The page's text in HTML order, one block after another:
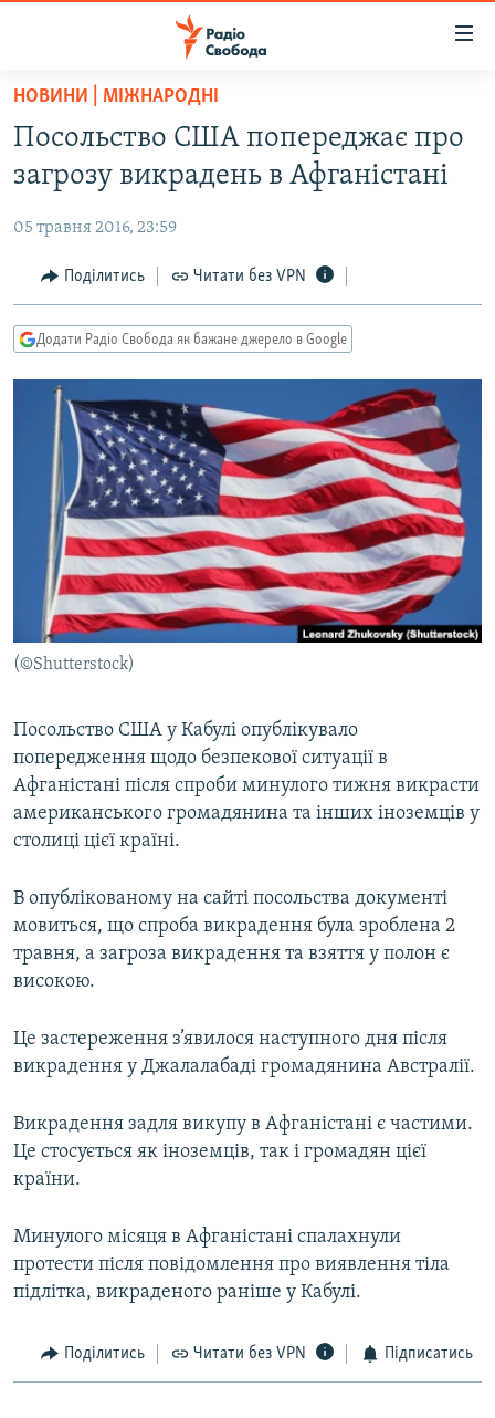
Перейти
основного
матеріалу
Перейти
до
навігації
Перейти
до
СТАТТІ
ПОЛІТИКА
ЕКОНОМІКА
КУЛЬТУРА
СПОРТ
УКРАЇНА
СВІТ
ВІЙНА
РОСІЙСЬКА «ФІЛЬТРАЦІЯ»
КРИМ.РЕАЛІЇ
ТИ ЯК?
СХЕМИ
ПРИАЗОВ’Я
КИТАЙ.ВИКЛИКИ
МУЛЬТИМЕДІА
ФОТО
СПЕЦПРОЄКТИ
ПОДКАСТИ
КРИМ РЕАЛІЇ
РУС
УКР
КТАТ
ДОЛУЧАЙСЯ!
Усі сайти RFE/RL
НОВИНИ | МІЖНАРОДНІ
Посольство США попереджає про
загрозу викрадень в Афганістані
05 травня 2016, 23:59
Поділитись Читати без VPN
Додати Радіо Свобода як бажане джерело в Google
(©Shutterstock)
Посольство США у Кабулі опублікувало
попередження щодо безпекової ситуації в
Афганістані після спроби минулого тижня викрасти
американського громадянина та інших іноземців у
столиці цієї країні.
В опублікованому на сайті посольства документі
мовиться, що спроба викрадення була зроблена 2
травня, а загроза викрадення та взяття у полон є
високою.
Це застереження з’явилося наступного дня після
викрадення у Джалалабаді громадянина Австралії.
Викрадення задля викупу в Афганістані є частими.
Це стосується як іноземців, так і громадян цієї
країни.
Минулого місяця в Афганістані спалахнули
протести після повідомлення про виявлення тіла
підлітка, викраденого раніше у Кабулі.
Поділитись Читати без VPN Підписатись